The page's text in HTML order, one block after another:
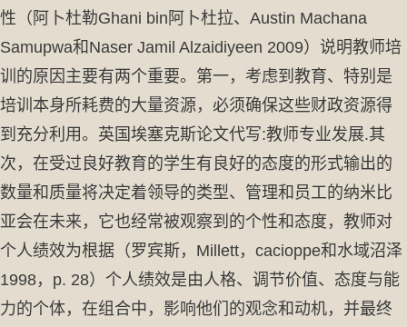
性（阿卜杜勒Ghani bin阿卜杜拉、Austin Machana
Samupwa和Naser Jamil Alzaidiyeen 2009）说明教师培
训的原因主要有两个重要。第一，考虑到教育、特别是
培训本身所耗费的大量资源，必须确保这些财政资源得
到充分利用。英国埃塞克斯论文代写:教师专业发展.其
次，在受过良好教育的学生有良好的态度的形式输出的
数量和质量将决定着领导的类型、管理和员工的纳米比
亚会在未来，它也经常被观察到的个性和态度，教师对
个人绩效为根据（罗宾斯，Millett，cacioppe和水域沼泽
1998，p. 28）个人绩效是由人格、调节价值、态度与能
力的个体，在组合中，影响他们的观念和动机，并最终